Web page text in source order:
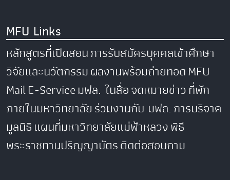
MFU Links
หลักสูตรที่เปิดสอนการรับสมัครบุคคลเข้าศึกษา
วิจัยและนวัตกรรมผลงานพร้อมถ่ายทอดMFU
MailE-Serviceมฟล. ในสื่อจดหมายข่าวที่พัก
ภายในมหาวิทยาลัยร่วมงานกับ มฟล.การบริจาค
มูลนิธิแผนที่มหาวิทยาลัยแม่ฟ้าหลวงพิธี
พระราชทานปริญญาบัตรติดต่อสอบถาม